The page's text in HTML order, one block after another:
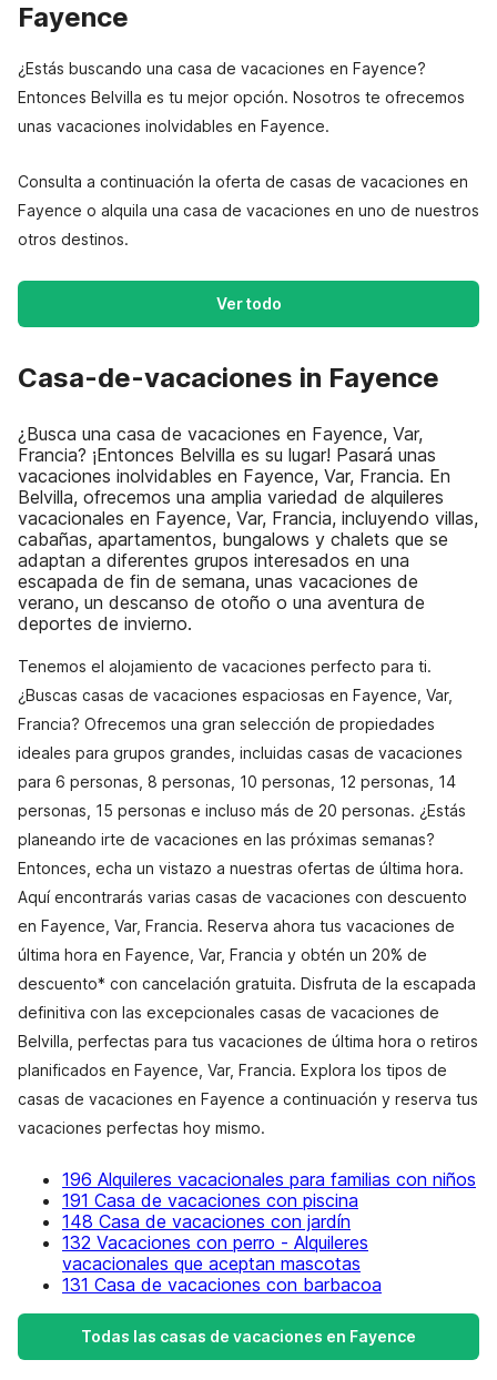
Fayence
¿Estás buscando una casa de vacaciones en Fayence?
Entonces Belvilla es tu mejor opción. Nosotros te ofrecemos
unas vacaciones inolvidables en Fayence.
Consulta a continuación la oferta de casas de vacaciones en
Fayence o alquila una casa de vacaciones en uno de nuestros
otros destinos.
Ver todo
Casa-de-vacaciones in Fayence
¿Busca una casa de vacaciones en Fayence, Var,
Francia? ¡Entonces Belvilla es su lugar! Pasará unas
vacaciones inolvidables en Fayence, Var, Francia. En
Belvilla, ofrecemos una amplia variedad de alquileres
vacacionales en Fayence, Var, Francia, incluyendo villas,
cabañas, apartamentos, bungalows y chalets que se
adaptan a diferentes grupos interesados en una
escapada de fin de semana, unas vacaciones de
verano, un descanso de otoño o una aventura de
deportes de invierno.
Tenemos el alojamiento de vacaciones perfecto para ti.
¿Buscas casas de vacaciones espaciosas en Fayence, Var,
Francia? Ofrecemos una gran selección de propiedades
ideales para grupos grandes, incluidas casas de vacaciones
para 6 personas, 8 personas, 10 personas, 12 personas, 14
personas, 15 personas e incluso más de 20 personas. ¿Estás
planeando irte de vacaciones en las próximas semanas?
Entonces, echa un vistazo a nuestras ofertas de última hora.
Aquí encontrarás varias casas de vacaciones con descuento
en Fayence, Var, Francia. Reserva ahora tus vacaciones de
última hora en Fayence, Var, Francia y obtén un 20% de
descuento* con cancelación gratuita. Disfruta de la escapada
definitiva con las excepcionales casas de vacaciones de
Belvilla, perfectas para tus vacaciones de última hora o retiros
planificados en Fayence, Var, Francia. Explora los tipos de
casas de vacaciones en Fayence a continuación y reserva tus
vacaciones perfectas hoy mismo.
196 Alquileres vacacionales para familias con niños
191 Casa de vacaciones con piscina
148 Casa de vacaciones con jardín
132 Vacaciones con perro - Alquileres
vacacionales que aceptan mascotas
131 Casa de vacaciones con barbacoa
Todas las casas de vacaciones en Fayence